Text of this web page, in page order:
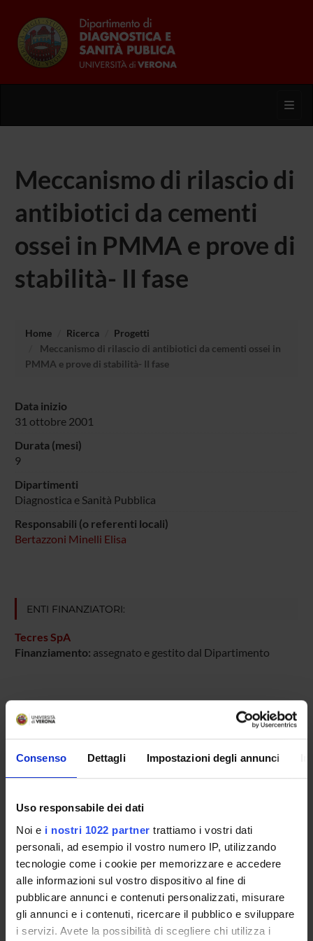
Consenso Dettagli Impostazioni degli annunci
Uso responsabile dei dati
Noi e i nostri 1022 partner trattiamo i vostri dati
personali, ad esempio il vostro numero IP, utilizzando
tecnologie come i cookie per memorizzare e accedere
alle informazioni sul vostro dispositivo al fine di
pubblicare annunci e contenuti personalizzati, misurare
gli annunci e i contenuti, ricercare il pubblico e sviluppare
i servizi. Avete la possibilità di scegliere chi utilizza i
Meccanismo di rilascio di
antibiotici da cementi
ossei in PMMA e prove di
stabilità- II fase
Home Ricerca
Progetti
Meccanismo di rilascio di antibiotici da cementi ossei in
PMMA e prove di stabilità- II fase
Data inizio
31 ottobre 2001
Durata (mesi)
9
Dipartimenti
Diagnostica e Sanità Pubblica
Responsabili (o referenti locali)
Bertazzoni Minelli Elisa
ENTI FINANZIATORI:
Tecres SpA
Finanziamento: assegnato e gestito dal Dipartimento
PARTECIPANTI AL PROGETTO
Anna Benini
Tecnico-Amministrativo
SEZIONI
Farmacologia